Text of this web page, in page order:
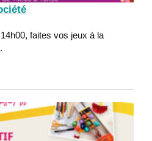
faites vos jeux à la